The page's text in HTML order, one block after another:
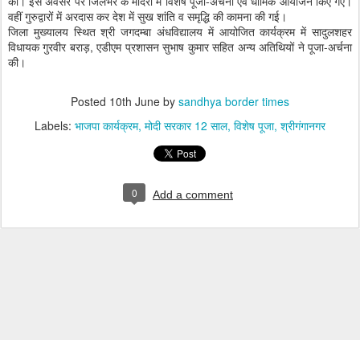
वहीं गुरुद्वारों में अरदास कर देश में सुख शांति व समृद्धि की कामना की गई।
जिला मुख्यालय स्थित श्री जगदम्बा अंधविद्यालय में आयोजित कार्यक्रम में सादुलशहर
विधायक गुरवीर बराड़, एडीएम प्रशासन सुभाष कुमार सहित अन्य अतिथियों ने पूजा-अर्चना
की।
Posted 10th June by sandhya border times
Labels: भाजपा कार्यक्रम मोदी सरकार 12 साल विशेष पूजा श्रीगंगानगर
0 Add a comment